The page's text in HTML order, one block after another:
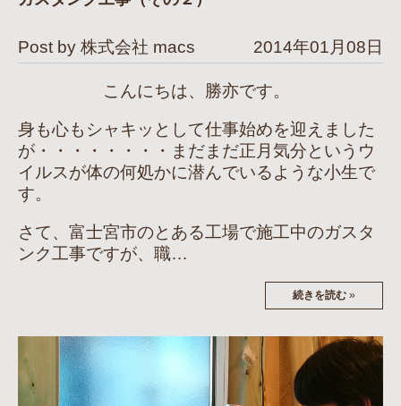
Post by 株式会社 macs 2014年01月08日
こんにちは、勝亦です。
身も心もシャキッとして仕事始めを迎えました
が・・・・・・・・まだまだ正月気分というウ
イルスが体の何処かに潜んでいるような小生で
す。
さて、富士宮市のとある工場で施工中のガスタ
ンク工事ですが、職…
続きを読む »